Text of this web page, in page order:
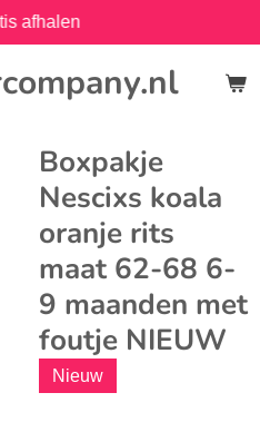
afhalen
Boxpakje
Nescixs koala
oranje rits
maat 62-68 6-
9 maanden met
foutje NIEUW
Nieuw